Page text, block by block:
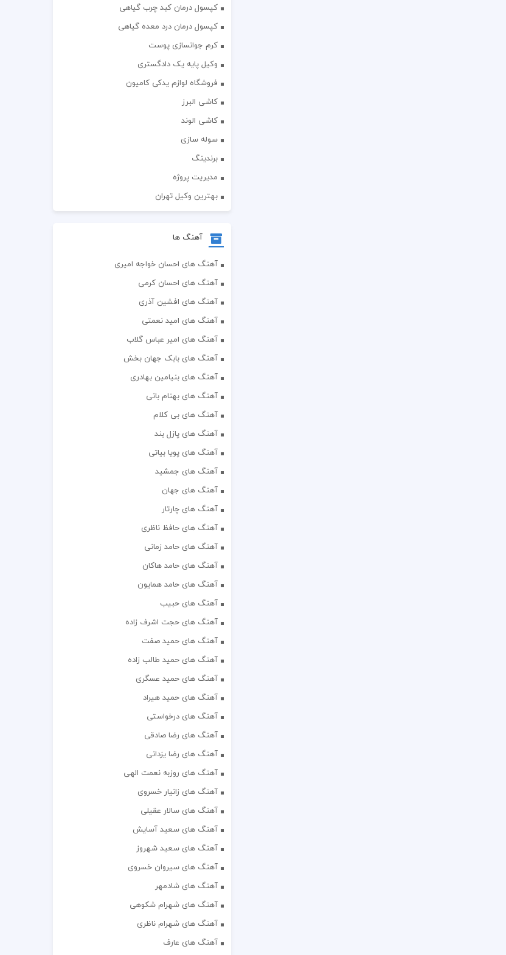
کپسول درمان کبد چرب گیاهی
کپسول درمان درد معده گیاهی
کرم جوانسازی پوست
وکیل پایه یک دادگستری
فروشگاه لوازم یدکی کامیون
کاشی البرز
کاشی الوند
سوله سازی
برندینگ
مدیریت پروژه
بهترین وکیل تهران
آهنگ ها
آهنگ های احسان خواجه امیری
آهنگ های احسان کرمی
آهنگ های افشین آذری
آهنگ های امید نعمتی
آهنگ های امیر عباس گلاب
آهنگ های بابک جهان بخش
آهنگ های بنیامین بهادری
آهنگ های بهنام بانی
آهنگ های بی کلام
آهنگ های پازل بند
آهنگ های پویا بیاتی
آهنگ های جمشید
آهنگ های جهان
آهنگ های چارتار
آهنگ های حافظ ناظری
آهنگ های حامد زمانی
آهنگ های حامد هاکان
آهنگ های حامد همایون
آهنگ های حبیب
آهنگ های حجت اشرف زاده
آهنگ های حمید صفت
آهنگ های حمید طالب زاده
آهنگ های حمید عسگری
آهنگ های حمید هیراد
آهنگ های درخواستی
آهنگ های رضا صادقی
آهنگ های رضا یزدانی
آهنگ های روزبه نعمت الهی
آهنگ های زانیار خسروی
آهنگ های سالار عقیلی
آهنگ های سعید آسایش
آهنگ های سعید شهروز
آهنگ های سیروان خسروی
آهنگ های شادمهر
آهنگ های شهرام شکوهی
آهنگ های شهرام ناظری
آهنگ های عارف